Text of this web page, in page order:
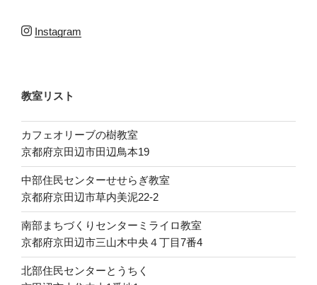
Instagram
教室リスト
カフェオリーブの樹教室
京都府京田辺市田辺鳥本19
中部住民センターせせらぎ教室
京都府京田辺市草内美泥22-2
南部まちづくりセンターミライロ教室
京都府京田辺市三山木中央４丁目7番4
北部住民センターとうちく